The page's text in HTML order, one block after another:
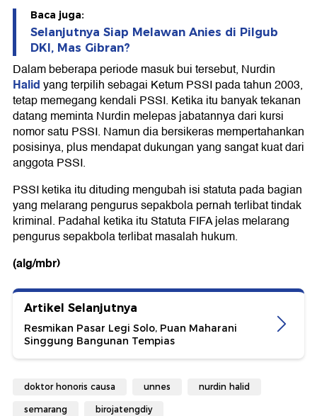
Baca juga:
Selanjutnya Siap Melawan Anies di Pilgub
DKI, Mas Gibran?
Dalam beberapa periode masuk bui tersebut, Nurdin
Halidyang terpilih sebagai Ketum PSSI pada tahun 2003,
tetap memegang kendali PSSI. Ketika itu banyak tekanan
datang meminta Nurdin melepas jabatannya dari kursi
nomor satu PSSI. Namun dia bersikeras mempertahankan
posisinya, plus mendapat dukungan yang sangat kuat dari
anggota PSSI.
PSSI ketika itu dituding mengubah isi statuta pada bagian
yang melarang pengurus sepakbola pernah terlibat tindak
kriminal. Padahal ketika itu Statuta FIFA jelas melarang
pengurus sepakbola terlibat masalah hukum.
(alg/mbr)
Artikel Selanjutnya
Resmikan Pasar Legi Solo, Puan Maharani
Singgung Bangunan Tempias
doktor honoris causa unnes nurdin halid
semarang birojatengdiy